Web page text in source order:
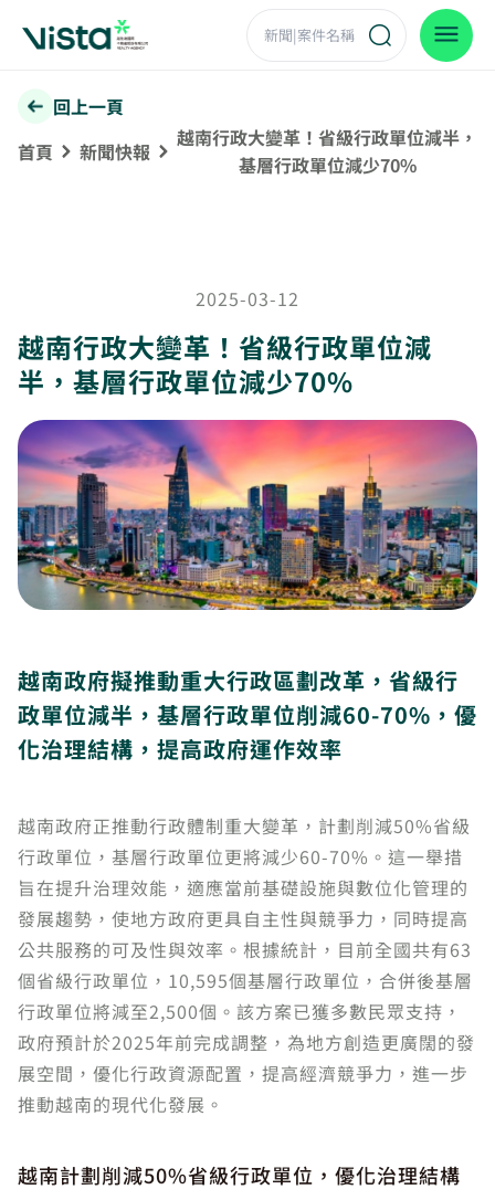
回上一頁
首頁
新聞快報
越南行政大變革！省級行政單位減半，
基層行政單位減少70%
2025-03-12
越南行政大變革！省級行政單位減
半，基層行政單位減少70%
越南政府擬推動重大行政區劃改革，省級行
政單位減半，基層行政單位削減60-70%，優
化治理結構，提高政府運作效率
越南政府正推動行政體制重大變革，計劃削減50%省級
行政單位，基層行政單位更將減少60-70%。這一舉措
旨在提升治理效能，適應當前基礎設施與數位化管理的
發展趨勢，使地方政府更具自主性與競爭力，同時提高
公共服務的可及性與效率。根據統計，目前全國共有63
個省級行政單位，10,595個基層行政單位，合併後基層
行政單位將減至2,500個。該方案已獲多數民眾支持，
政府預計於2025年前完成調整，為地方創造更廣闊的發
展空間，優化行政資源配置，提高經濟競爭力，進一步
推動越南的現代化發展。
越南計劃削減50%省級行政單位，優化治理結構